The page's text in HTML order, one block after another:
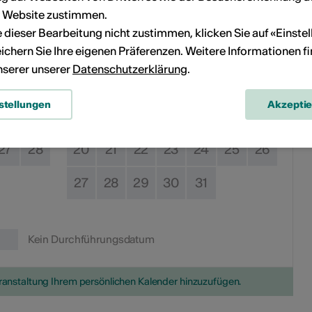
So
6 7
21
28
Mo Di
1 2 3 4 5
19
20 21 22 23 24 25 26
27 28 29 30 31
Kein Durchführungsdatum
Ihrem persönlichen Kalender hinzuzufügen.
Website zustimmen.
dieser Bearbeitung nicht zustimmen, klicken Sie auf
Sie Ihre eigenen Präferenzen. Weitere Informationen
unserer Datenschutzerklärung.